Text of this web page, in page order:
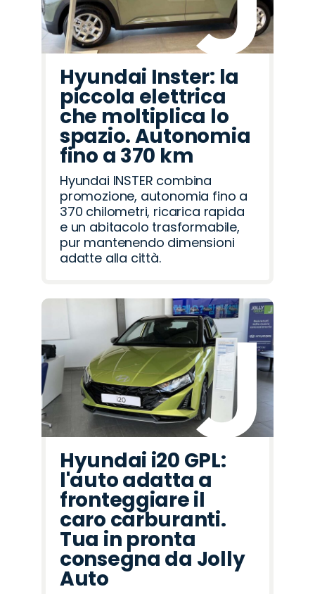
Hyundai Inster: la
piccola elettrica
che moltiplica lo
spazio. Autonomia
fino a 370 km
Hyundai INSTER combina
promozione, autonomia fino a
370 chilometri, ricarica rapida
e un abitacolo trasformabile,
pur mantenendo dimensioni
adatte alla città.
Hyundai i20 GPL:
l'auto adatta a
fronteggiare il
caro carburanti.
Tua in pronta
consegna da Jolly
Auto